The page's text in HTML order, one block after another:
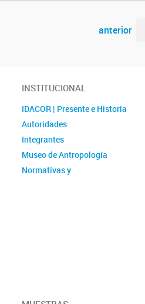
anterior
INSTITUCIONAL
IDACOR | Presente e Historia
Autoridades
Integrantes
Museo de Antropología
Normativas y